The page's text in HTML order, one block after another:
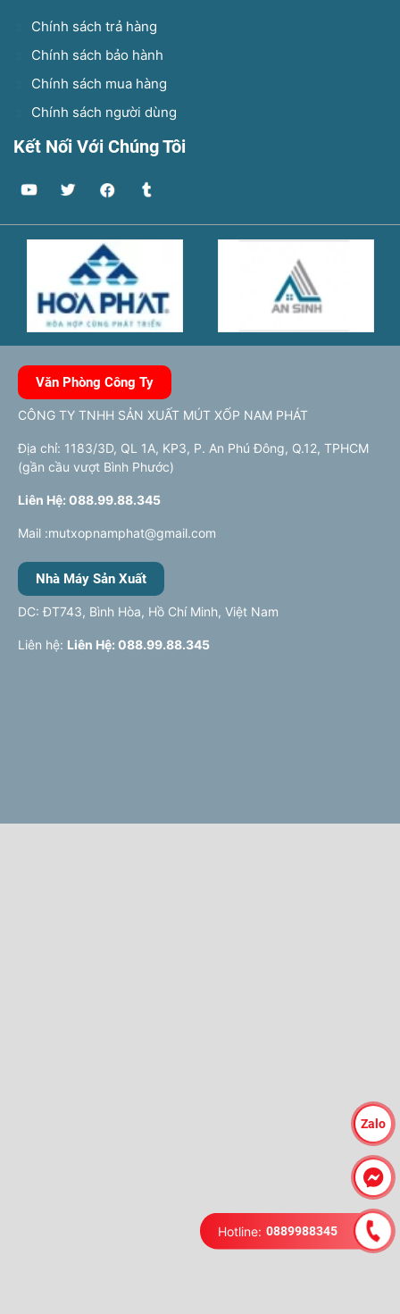
Chính sách trả hàng
Chính sách bảo hành
Chính sách mua hàng
Chính sách người dùng
Kết Nối Với Chúng Tôi
Văn Phòng Công Ty
CÔNG TY TNHH SẢN XUẤT MÚT XỐP NAM PHÁT
Địa chỉ: 1183/3D, QL 1A, KP3, P. An Phú Đông, Q.12, TPHCM
(gần cầu vượt Bình Phước)
Liên Hệ: 088.99.88.345
Mail :mutxopnamphat@gmail.com
Nhà Máy Sản Xuất
DC: ĐT743, Bình Hòa, Hồ Chí Minh, Việt Nam
Liên hệ: Liên Hệ: 088.99.88.345
Zalo
Hotline: 0889988345